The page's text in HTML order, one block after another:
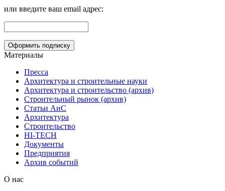
или введите ваш email адрес:
Материалы
Пресса
Архитектура и строительные науки
Архитектура и строительство (архив)
Строительный рынок (архив)
Статьи АиС
Архитектура
Строительство
HI-TECH
Документы
Предприятия
Архив событий
О нас